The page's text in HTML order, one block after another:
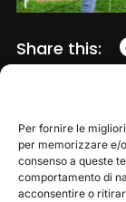
Per fornire le
per memorizzare e/
consenso a queste
comportamento di
acconsentire o
Share this: